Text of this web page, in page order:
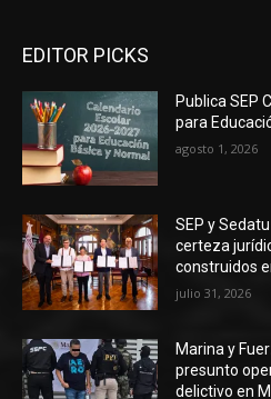
EDITOR PICKS
Publica SEP
para
agosto 1, 2026
SEP y
certeza
construidos
julio 31, 2026
Marina y
presunto
delictivo en